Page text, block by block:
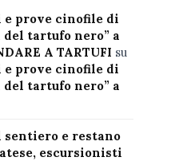
prove cinofile di
tartufo nero” a
A TARTUFI su
prove cinofile di
tartufo nero” a
e restano
escursionisti